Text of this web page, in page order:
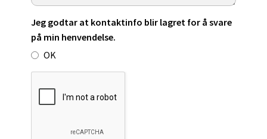
Jeg godtar at kontaktinfo blir lagret for å svare
på min henvendelse.
OK